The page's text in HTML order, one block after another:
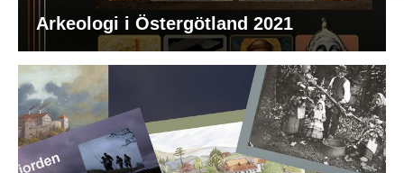
Arkeologi i Östergötland 2021